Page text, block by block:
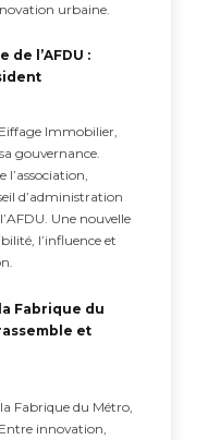
urbaine.
l’AFDU :
Immobilier,
gouvernance.
l’association,
d’administration
Une nouvelle
l’influence et
Fabrique du
et
Fabrique du Métro,
innovation,